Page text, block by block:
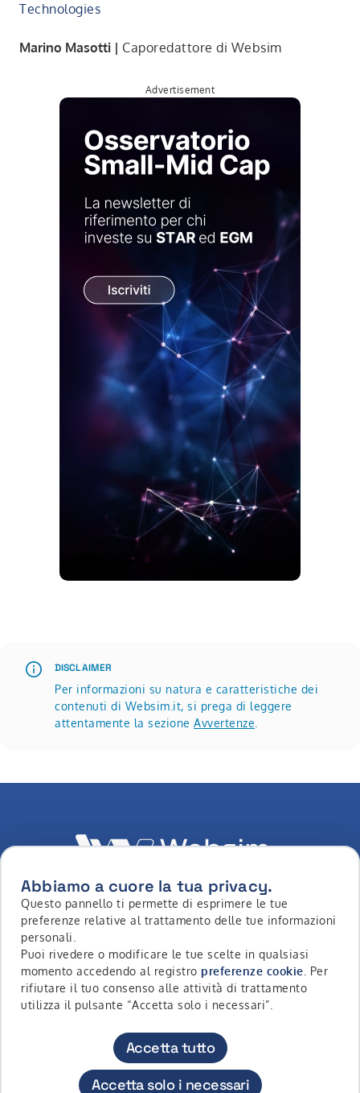
Technologies
Marino Masotti | Caporedattore di Websim
Advertisement
DISCLAIMER
Per informazioni su natura e caratteristiche dei
contenuti di Websim.it, si prega di leggere
attentamente la sezione Avvertenze
LinkedIn Youtube Whatsapp Facebook Instagram
Copyright © 2026 - Intermonte SIM S.p.a. All Rights
Reserved
Accessibilità Privacy Policy
Diritti RiservatiAvvertenze
Abbiamo a cuore la tua privacy.
Questo pannello ti permette di esprimere le tue
preferenze relative al trattamento delle tue informazioni
personali.
Puoi rivedere o modificare le tue scelte in qualsiasi
momento accedendo al registro preferenze cookie . Per
rifiutare il tuo consenso alle attività di trattamento
utilizza il pulsante “Accetta solo i necessari”.
Accetta tutto
Accetta solo i necessari